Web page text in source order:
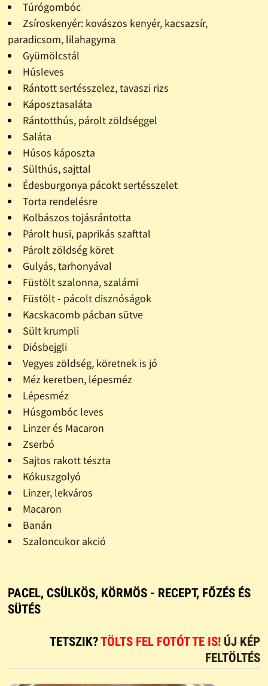
Túrógombóc
Zsíroskenyér: kovászos kenyér, kacsazsír,
paradicsom, lilahagyma
Gyümölcstál
Húsleves
Rántott sertésszelez, tavaszi rizs
Káposztasaláta
Rántotthús, párolt zöldséggel
Saláta
Húsos káposzta
Sülthús, sajttal
Édesburgonya pácokt sertésszelet
Torta rendelésre
Kolbászos tojásrántotta
Párolt husi, paprikás szafttal
Párolt zöldség köret
Gulyás, tarhonyával
Füstölt szalonna, szalámi
Füstölt - pácolt disznóságok
Kacskacomb pácban sütve
Sült krumpli
Diósbejgli
Vegyes zöldség, köretnek is jó
Méz keretben, lépesméz
Lépesméz
Húsgombóc leves
Linzer és Macaron
Zserbó
Sajtos rakott tészta
Kókuszgolyó
Linzer, lekváros
Macaron
Banán
Szaloncukor akció
PACEL, CSÜLKÖS, KÖRMÖS - RECEPT, FŐZÉS ÉS
SÜTÉS
TETSZIK?TÖLTS FEL FOTÓT TE IS! ÚJ KÉP
FELTÖLTÉS